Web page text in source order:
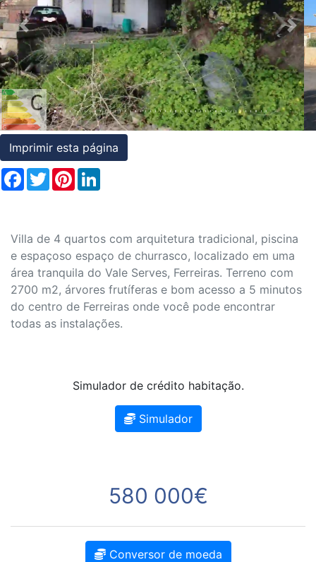
Condições
Testemunhos
Assessoria
Jurídica
Previous Next
Imprimir esta página
Facebook
TwitterPinterest
Villa de 4 quartos com arquitetura tradicional, piscina
e espaçoso espaço de churrasco, localizado em uma
área tranquila do Vale Serves, Ferreiras. Terreno com
2700 m2, árvores frutíferas e bom acesso a 5 minutos
do centro de Ferreiras onde você pode encontrar
todas as instalações.
Simulador de crédito habitação.
Simulador
580 000€
Conversor de moeda